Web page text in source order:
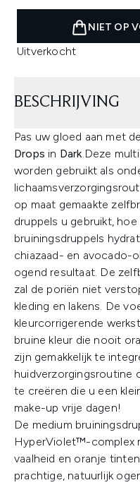
NIET OP
Uitverkocht
BESCHRIJVING
Pas uw gloed aan met de
Drops in Dark.Deze
worden gebruikt als
op maat gemaakte
druppels u gebruikt,
bruiningsdruppels
chiazaad- en avocado-
ogend resultaat. De
zal de poriën niet
kleding en lakens. De
kleurcorrigerende
bruine kleur die nooit
zijn gemakkelijk te
huidverzorgingsroutine
te creëren die u een
make-up vrije dagen!
De medium
HyperViolet™-complex
vaalheid en oranje
prachtige, natuurlijk